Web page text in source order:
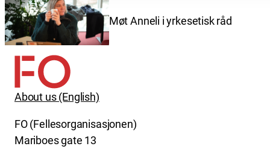
Møt Anneli i yrkesetisk råd
About us (English)
FO (Fellesorganisasjonen)
Mariboes gate 13